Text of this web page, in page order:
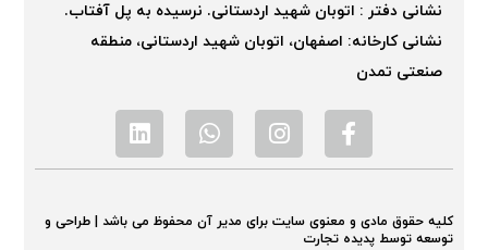
نشانی دفتر : اتوبان شهید اردستانی. نرسیده به پل آفتاب.
نشانی کارخانه: اصفهان، اتوبان شهید اردستانی، منطقه
صنعتی تمدن
کلیه حقوق مادی و معنوی سایت برای مدیر آن محفوظ می باشد | طراحی و
توسعه توسط پدیده تجارت